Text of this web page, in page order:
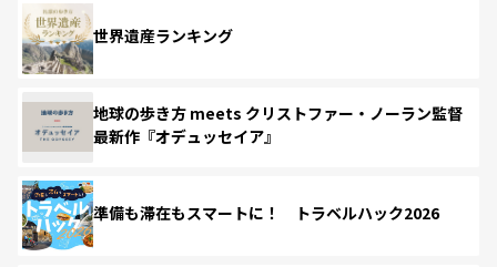
世界遺産ランキング
地球の歩き方 meets クリストファー・ノーラン監督
最新作『オデュッセイア』
準備も滞在もスマートに！ トラベルハック2026